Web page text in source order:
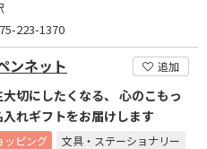
223-1370
ンネット 追加
大切にしたくなる、 心のこもっ
入れギフトをお届けします
ッピング 文具・ステーショナリー